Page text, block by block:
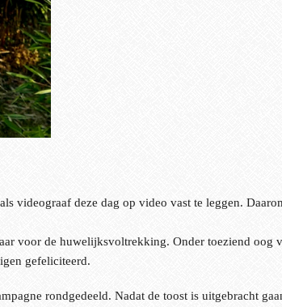
videograaf deze dag op video vast te leggen.
voor de huwelijksvoltrekking. Onder toeziend oog
gefeliciteerd.
rondgedeeld. Nadat de toost is uitgebracht